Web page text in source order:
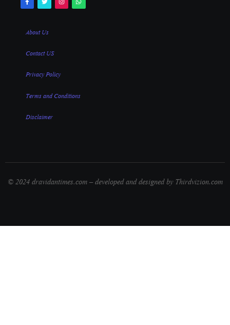
About Us
Contact US
Privacy Policy
Terms and Conditions
Disclaimer
© 2024 dravidantimes.com – developed and designed by Thirdvizion.com